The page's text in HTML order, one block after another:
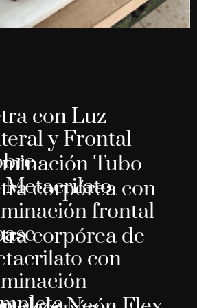
con Luz
y Frontal
Tubo
Metacrilato
corpórea con
frontal
corpórea de
con